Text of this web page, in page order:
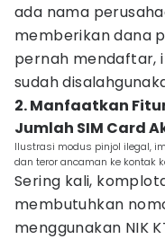
ada nama
memberikan dana
pernah mendaftar,
sudah
2. Manfaatkan
Jumlah SIM Card
Ilustrasi modus pinjol ilegal,
dan teror ancaman ke kontak
Sering kali,
membutuhkan
menggunakan NIK